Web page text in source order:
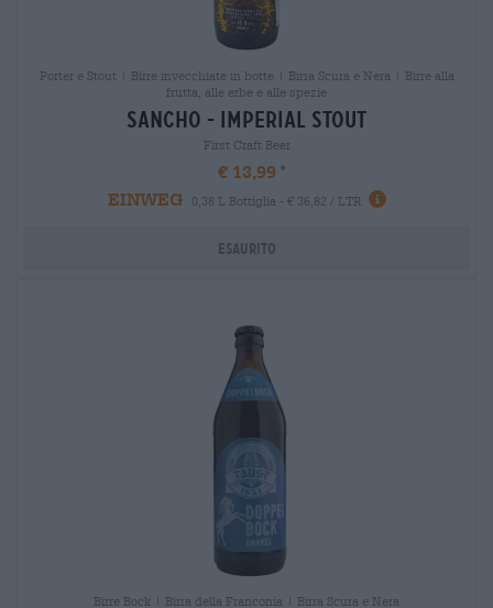
Porter e Stout | Birre invecchiate in botte | Birra Scura e Nera | Birre alla
frutta, alle erbe e alle spezie
sancho - imperial stout
First Craft Beer
€ 13,99
EINWEG
0,38 L Bottiglia - € 36,82 / LTR
Esaurito
Birre Bock | Birra della Franconia | Birra Scura e Nera